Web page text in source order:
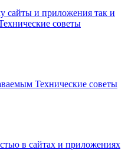
сайты и приложения так и
советы
Технические советы
в сайтах и приложениях